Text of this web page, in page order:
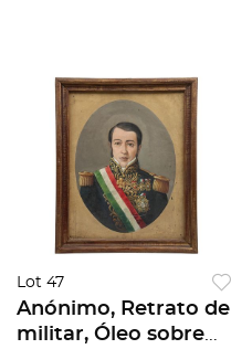
Lot 47
Anónimo, Retrato de
militar, Óleo sobre